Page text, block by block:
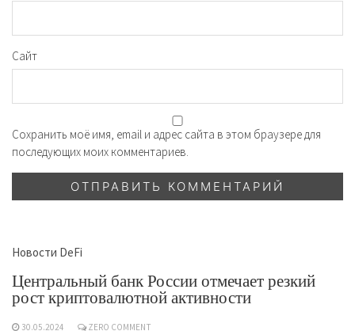
Сайт
Сохранить моё имя, email и адрес сайта в этом браузере для
последующих моих комментариев.
Новости DeFi
Центральный банк России отмечает резкий
рост криптовалютной активности
30.05.2024 ZERO COMMENT